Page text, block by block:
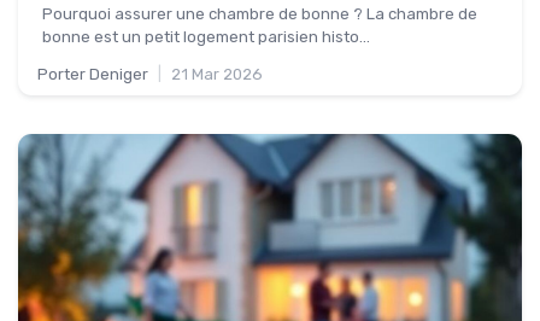
Pourquoi assurer une chambre de bonne ? La chambre de
bonne est un petit logement parisien histo...
Porter Deniger 21 Mar 2026